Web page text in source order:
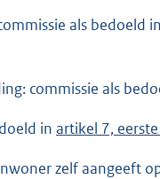
als bedoeld in
commissie als
in artikel 7,
zelf aangeeft